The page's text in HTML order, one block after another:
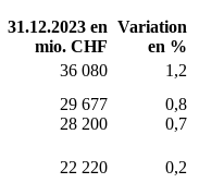
31.12.2023 en
mio. CHF
Variation
en %
36 080
1,2
29 677
28 200
0,8
0,7
22 220 0,2